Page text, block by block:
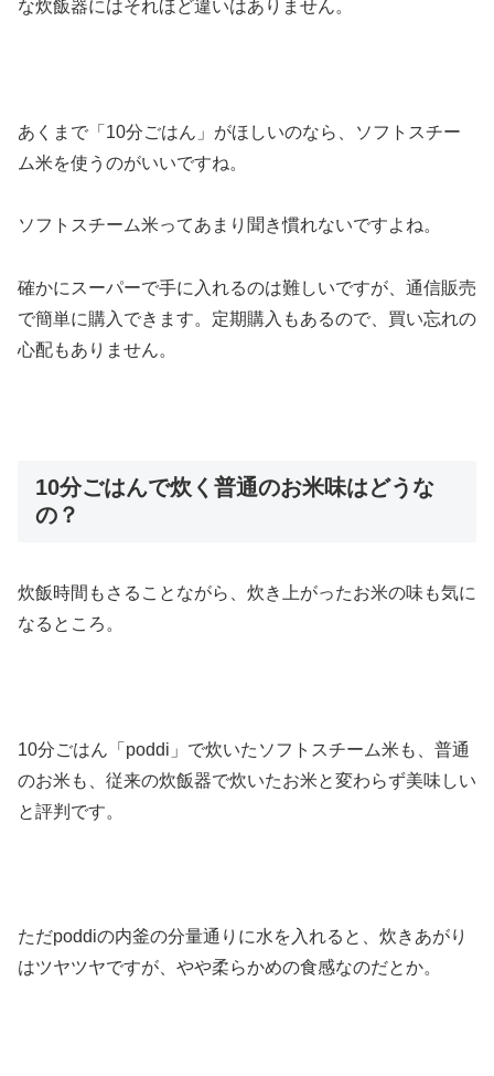
な炊飯器にはそれほど違いはありません。
あくまで「10分ごはん」がほしいのなら、ソフトスチー
ム米を使うのがいいですね。
ソフトスチーム米ってあまり聞き慣れないですよね。
確かにスーパーで手に入れるのは難しいですが、通信販売
で簡単に購入できます。定期購入もあるので、買い忘れの
心配もありません。
10分ごはんで炊く普通のお米味はどうな
の？
炊飯時間もさることながら、炊き上がったお米の味も気に
なるところ。
10分ごはん「poddi」で炊いたソフトスチーム米も、普通
のお米も、従来の炊飯器で炊いたお米と変わらず美味しい
と評判です。
ただpoddiの内釜の分量通りに水を入れると、炊きあがり
はツヤツヤですが、やや柔らかめの食感なのだとか。